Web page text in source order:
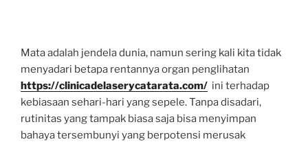
Mata adalah jendela dunia, namun sering kali kita tidak
menyadari betapa rentannya organ penglihatan
https://clinicadelaserycatarata.com/ ini terhadap
kebiasaan sehari-hari yang sepele. Tanpa disadari,
rutinitas yang tampak biasa saja bisa menyimpan
bahaya tersembunyi yang berpotensi merusak